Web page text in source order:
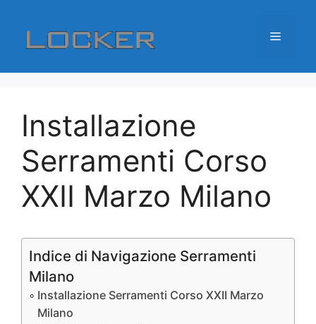
contenuto
Menu
Installazione
Serramenti Corso
XXII Marzo Milano
Indice di Navigazione Serramenti
Milano
Installazione Serramenti Corso XXII Marzo
Milano